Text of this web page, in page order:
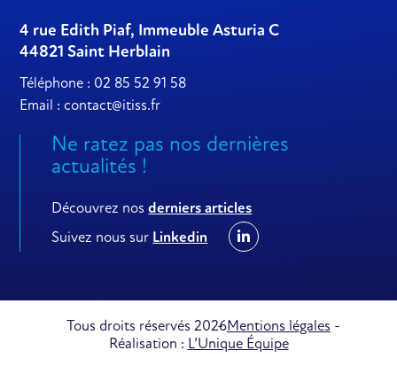
4 rue Edith Piaf, Immeuble Asturia C
44821 Saint Herblain
Téléphone : 02 85 52 91 58
Email :contact@itiss.fr
Ne ratez pas nos dernières
actualités !
Découvrez nosderniers articles
Suivez nous sur Linkedin
Tous droits réservés 2026Mentions légales
Réalisation : L’Unique Équipe